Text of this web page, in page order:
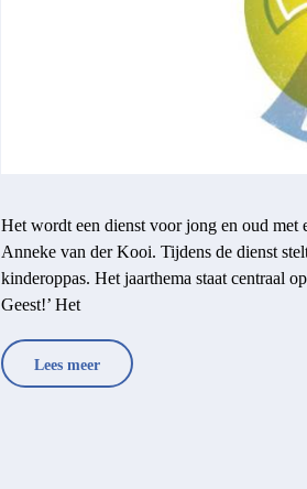
Het wordt een dienst voor jong en oud met
Anneke van der Kooi. Tijdens de dienst
kinderoppas. Het jaarthema staat centraal
Geest!’ Het
Lees meer